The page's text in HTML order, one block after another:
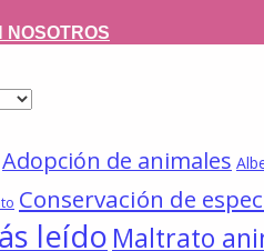
NOSOTROS
Adopción de animales
Conservación de
leído Maltrato